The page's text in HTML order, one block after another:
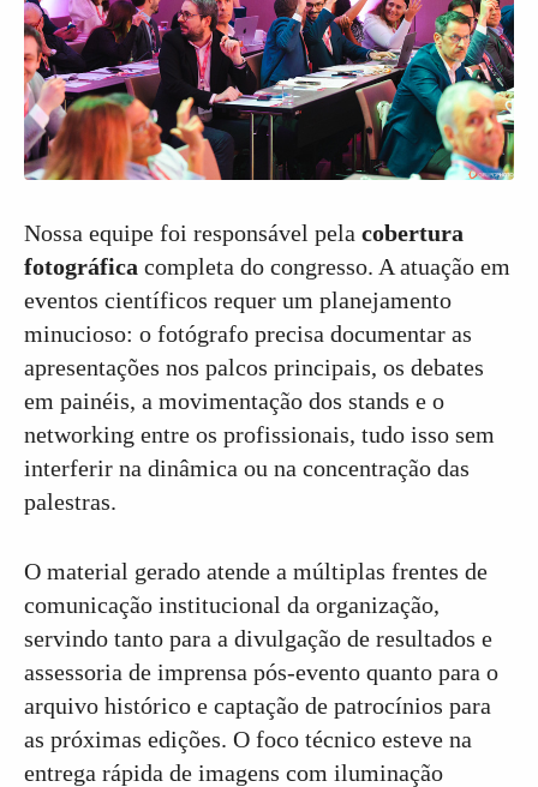
Nossa equipe foi responsável pela cobertura
fotográfica completa do congresso. A atuação em
eventos científicos requer um planejamento
minucioso: o fotógrafo precisa documentar as
apresentações nos palcos principais, os debates
em painéis, a movimentação dos stands e o
networking entre os profissionais, tudo isso sem
interferir na dinâmica ou na concentração das
palestras.
O material gerado atende a múltiplas frentes de
comunicação institucional da organização,
servindo tanto para a divulgação de resultados e
assessoria de imprensa pós-evento quanto para o
arquivo histórico e captação de patrocínios para
as próximas edições. O foco técnico esteve na
entrega rápida de imagens com iluminação